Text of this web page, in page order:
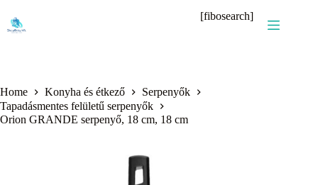
content
[fibosearch]
Home Konyha és étkező
Serpenyők
Tapadásmentes felületű serpenyők
Orion GRANDE serpenyő, 18 cm, 18 cm